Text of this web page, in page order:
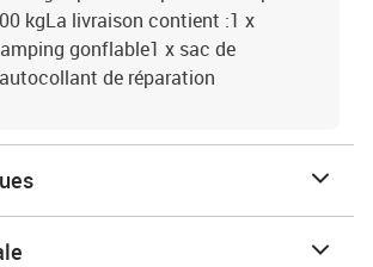
kgLa livraison contient :1 x
gonflable1 x sac de
de réparation